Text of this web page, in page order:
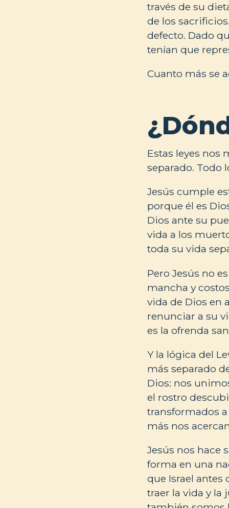
través de su
de los
defecto. Dado
tenían que
Cuanto más se
Estas leyes nos
separado. Todo
Jesús cumple
porque él es
Dios ante su
vida a los
toda su vida
Pero Jesús no
mancha y
vida de Dios en
renunciar a su
es la ofrenda
Y la lógica del
más separado
Dios: nos
el rostro
transformados
más nos
Jesús nos hace
forma en una
que Israel antes
traer la vida y la